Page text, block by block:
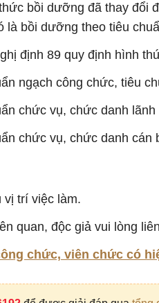
bồi dưỡng đã thay đổi
là bồi dưỡng theo tiêu
định 89 quy định hình
ngạch công chức, tiêu
chức vụ, chức danh lãnh
chức vụ, chức danh cán
trí việc làm.
quan, độc giả vui lòng
chức, viên chức có